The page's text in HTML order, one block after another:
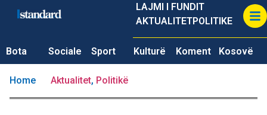
LAJMI I FUNDIT
AKTUALITETPOLITIKE
Bota Sociale Sport Kulturë Koment Kosovë
Home Aktualitet, Politikë